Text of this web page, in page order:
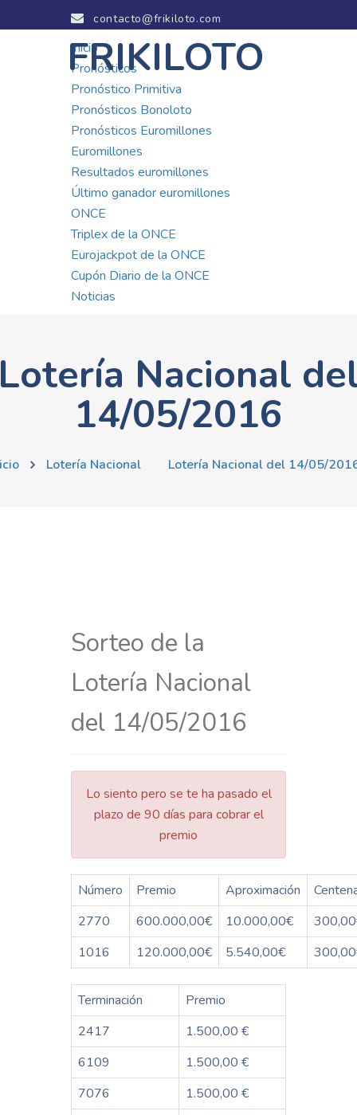
contacto@frikiloto.com
FRIKILOTO
Inicio
Pronósticos
Pronóstico Primitiva
Pronósticos Bonoloto
Pronósticos Euromillones
Euromillones
Resultados euromillones
Último ganador euromillones
ONCE
Triplex de la ONCE
Eurojackpot de la ONCE
Cupón Diario de la ONCE
Noticias
Nacional
14/05/2016
Lotería Nacional Lotería Nacional del 14/05/
Sorteo de la
Lotería Nacional
del 14/05/2016
Lo siento pero se te ha pasado el
plazo de 90 días para cobrar el
premio
Número Premio Aproximación
2770
600.000,00€ 10.000,00€
1016
120.000,00€ 5.540,00€
Terminación
Premio
2417
1.500,00 €
6109
1.500,00 €
7076
1.500,00 €